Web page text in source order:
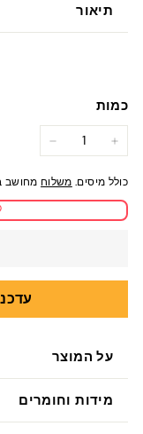
תיאור
כמות
כולל מיסים. משלוח מחושב
על המוצר
מידות וחומרים